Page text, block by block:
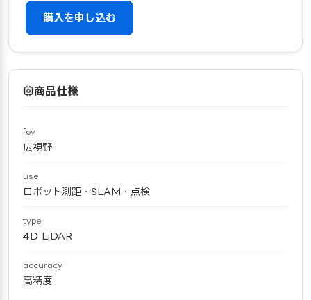
購入を申し込む
商品仕様
fov
広視野
use
ロボット測距・SLAM・点検
type
4D LiDAR
accuracy
高精度